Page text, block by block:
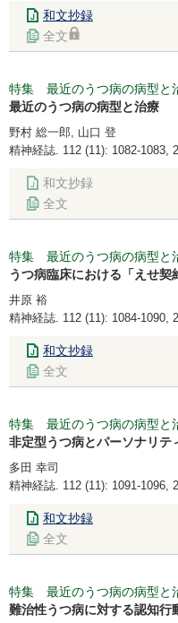
和文抄録
全文
特集 最近のうつ病の病型と
最近のうつ病の病型と治療
野村 総一郎, 山口 登
精神経誌. 112 (11): 1082-1083,
和文抄録
全文
特集 最近のうつ病の病型と
うつ病臨床における「えせ
井原 裕
精神経誌. 112 (11): 1084-1090,
和文抄録
全文
特集 最近のうつ病の病型と
非定型うつ病とパーソナリテ
多田 幸司
精神経誌. 112 (11): 1091-1096,
和文抄録
全文
特集 最近のうつ病の病型と
難治性うつ病に対する認知行